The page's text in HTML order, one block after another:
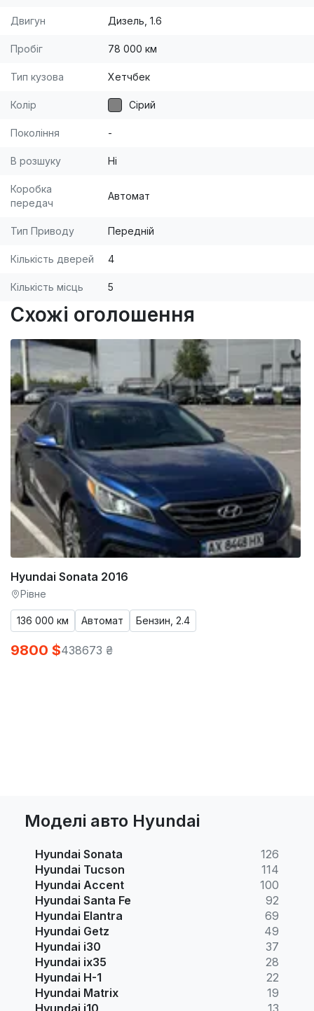
автомат + дизельний двигун + ЦІНА!!!)
[br]Компанія АВТОСТАР пропонує варіанти обміну
повний юридичний супровід (за необхідності).
[br]Телефонуйте, з радістю відповімо на всі
запитання!
Двигун Дизель, 1.6
Пробіг 78 000 км
Тип кузова Хетчбек
Колір Сірий
Покоління -
В розшуку Ні
Коробка
передач
Автомат
Тип Приводу Передній
Кількість дверей 4
Кількість місць 5
Схожі оголошення
Hyundai Sonata 2016
Рівне
136 000 км Автомат Бензин, 2.4
9800 $438673 ₴
Моделі авто Hyundai
Hyundai Sonata
126
Hyundai Tucson
114
Hyundai Accent
100
Hyundai Santa Fe
92
Hyundai Elantra
69
Hyundai Getz
49
Hyundai i30
37
Hyundai ix35
28
Hyundai H-1
22
Hyundai Matrix
19
Hyundai i10
13